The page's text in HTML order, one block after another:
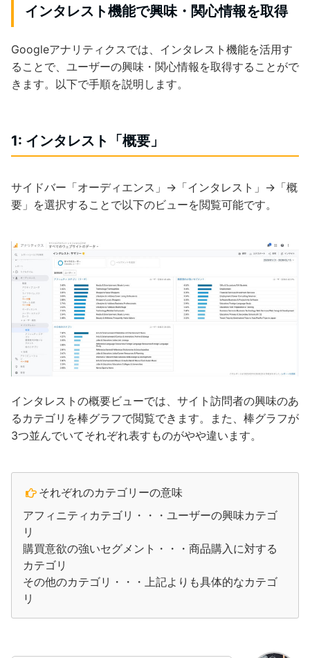
インタレスト機能で興味・関心情報を取得
Googleアナリティクスでは、インタレスト機能を活用す
ることで、ユーザーの興味・関心情報を取得することがで
きます。以下で手順を説明します。
1: インタレスト「概要」
サイドバー「オーディエンス」→「インタレスト」→「概
要」を選択することで以下のビューを閲覧可能です。
インタレストの概要ビューでは、サイト訪問者の興味のあ
るカテゴリを棒グラフで閲覧できます。また、棒グラフが
3つ並んでいてそれぞれ表すものがやや違います。
それぞれのカテゴリーの意味
アフィニティカテゴリ・・・ユーザーの興味カテゴ
リ
購買意欲の強いセグメント・・・商品購入に対する
カテゴリ
その他のカテゴリ・・・上記よりも具体的なカテゴ
リ